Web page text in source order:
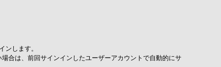
ンします。
合は、前回サインインしたユーザーアカウントで自動的にサ